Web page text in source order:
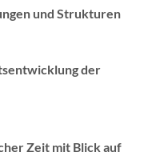
und Strukturen
der
Zeit mit Blick auf